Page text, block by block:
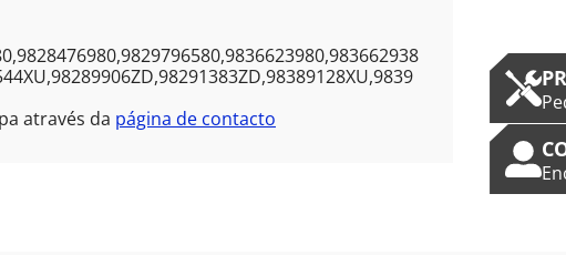
através da página de contacto